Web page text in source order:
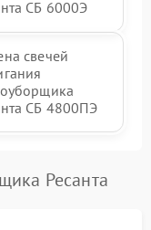
СБ 6000Э
свечей
СБ 4800ПЭ
Ресанта